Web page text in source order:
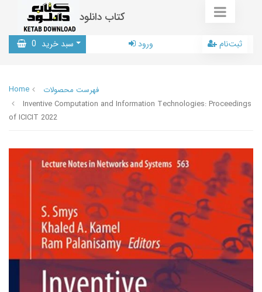
کتاب دانلود
سبد خرید 0 ورود ثبت‌نام
Home
فهرست محصولات
Inventive Computation and Information Technologies: Proceedings
of ICICIT 2022